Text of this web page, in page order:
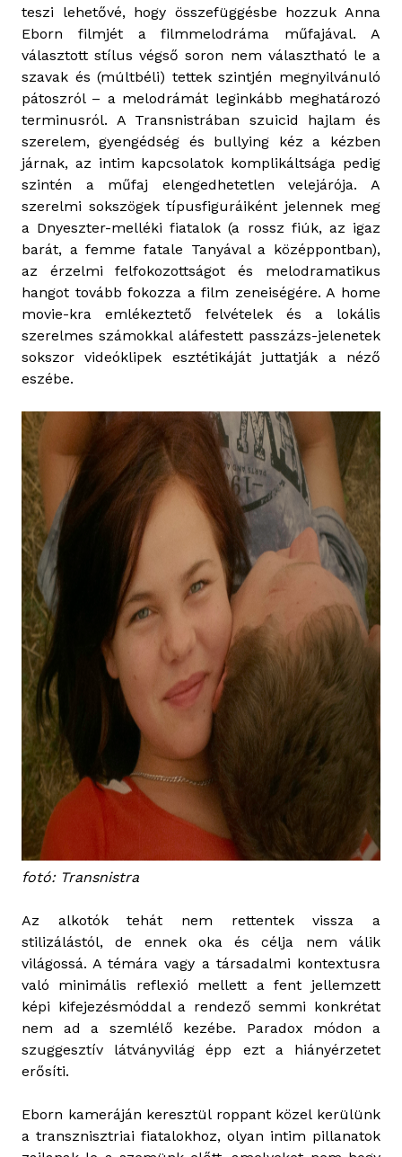
teszi lehetővé, hogy összefüggésbe hozzuk Anna
Eborn filmjét a filmmelodráma műfajával. A
választott stílus végső soron nem választható le a
szavak és (múltbéli) tettek szintjén megnyilvánuló
pátoszról – a melodrámát leginkább meghatározó
terminusról. A Transnistrában szuicid hajlam és
szerelem, gyengédség és bullying kéz a kézben
járnak, az intim kapcsolatok komplikáltsága pedig
szintén a műfaj elengedhetetlen velejárója. A
szerelmi sokszögek típusfiguráiként jelennek meg
a Dnyeszter-melléki fiatalok (a rossz fiúk, az igaz
barát, a femme fatale Tanyával a középpontban),
az érzelmi felfokozottságot és melodramatikus
hangot tovább fokozza a film zeneiségére. A home
movie-kra emlékeztető felvételek és a lokális
szerelmes számokkal aláfestett passzázs-jelenetek
sokszor videóklipek esztétikáját juttatják a néző
eszébe.
fotó: Transnistra
Az alkotók tehát nem rettentek vissza a
stilizálástól, de ennek oka és célja nem válik
világossá. A témára vagy a társadalmi kontextusra
való minimális reflexió mellett a fent jellemzett
képi kifejezésmóddal a rendező semmi konkrétat
nem ad a szemlélő kezébe. Paradox módon a
szuggesztív látványvilág épp ezt a hiányérzetet
erősíti.
Eborn kameráján keresztül roppant közel kerülünk
a transznisztriai fiatalokhoz, olyan intim pillanatok